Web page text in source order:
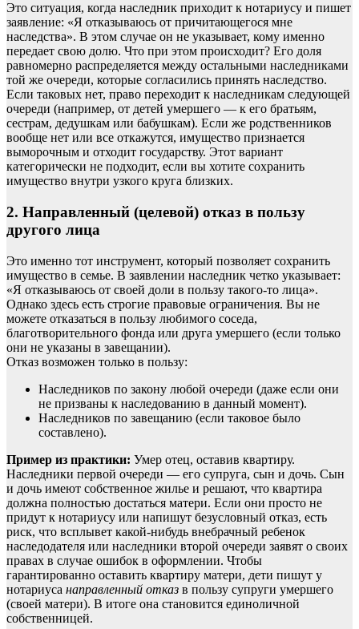
Это ситуация, когда наследник приходит к нотариусу и пишет
заявление: «Я отказываюсь от причитающегося мне
наследства». В этом случае он не указывает, кому именно
передает свою долю. Что при этом происходит? Его доля
равномерно распределяется между остальными наследниками
той же очереди, которые согласились принять наследство.
Если таковых нет, право переходит к наследникам следующей
очереди (например, от детей умершего — к его братьям,
сестрам, дедушкам или бабушкам). Если же родственников
вообще нет или все откажутся, имущество признается
выморочным и отходит государству. Этот вариант
категорически не подходит, если вы хотите сохранить
имущество внутри узкого круга близких.
2. Направленный (целевой) отказ в пользу
другого лица
Это именно тот инструмент, который позволяет сохранить
имущество в семье. В заявлении наследник четко указывает:
«Я отказываюсь от своей доли в пользу такого-то лица».
Однако здесь есть строгие правовые ограничения. Вы не
можете отказаться в пользу любимого соседа,
благотворительного фонда или друга умершего (если только
они не указаны в завещании).
Отказ возможен только в пользу:
Наследников по закону любой очереди (даже если они
не призваны к наследованию в данный момент).
Наследников по завещанию (если таковое было
составлено).
Пример из практики: Умер отец, оставив квартиру.
Наследники первой очереди — его супруга, сын и дочь. Сын
и дочь имеют собственное жилье и решают, что квартира
должна полностью достаться матери. Если они просто не
придут к нотариусу или напишут безусловный отказ, есть
риск, что всплывет какой-нибудь внебрачный ребенок
наследодателя или наследники второй очереди заявят о своих
правах в случае ошибок в оформлении. Чтобы
гарантированно оставить квартиру матери, дети пишут у
нотариуса направленный отказ в пользу супруги умершего
(своей матери). В итоге она становится единоличной
собственницей.